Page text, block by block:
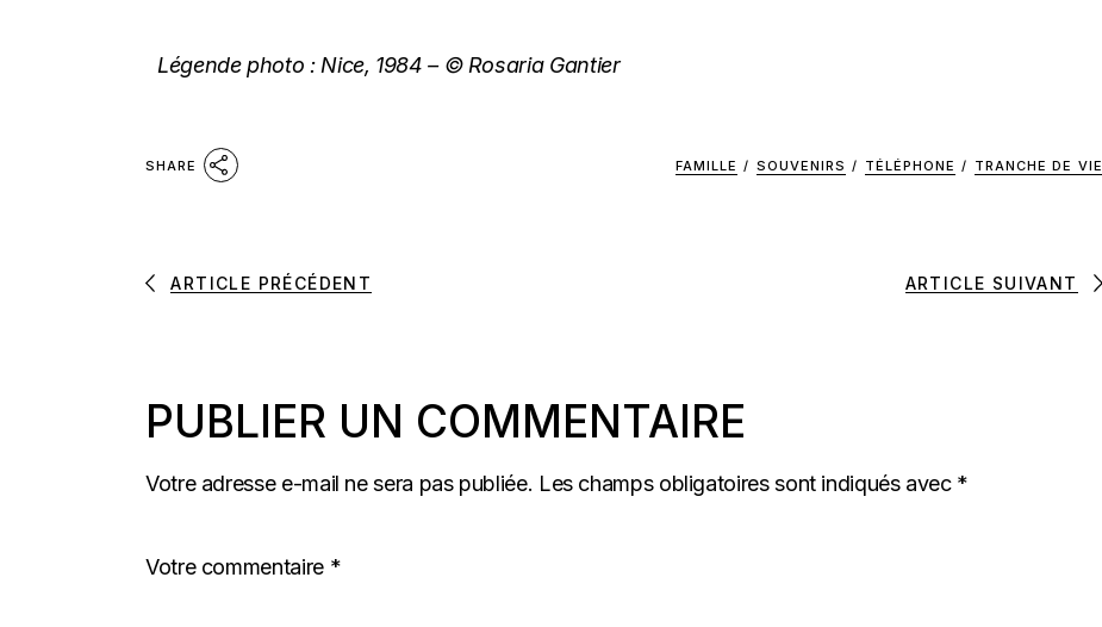
Légende photo : Nice, 1984 – © Rosaria Gantier
SHARE FAMILLE / SOUVENIRS / TÉLÉPHONE / TRANCHE DE VIE
ARTICLE PRÉCÉDENT ARTICLE SUIVANT
PUBLIER UN COMMENTAIRE
Votre adresse e-mail ne sera pas publiée. Les champs obligatoires sont indiqués avec *